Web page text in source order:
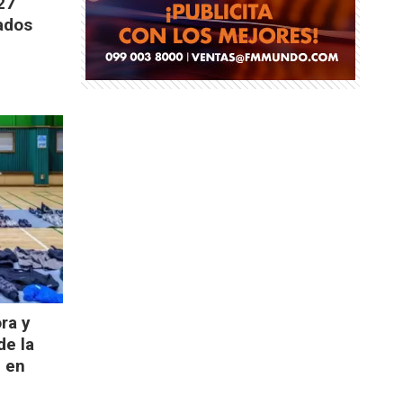
y
la
en